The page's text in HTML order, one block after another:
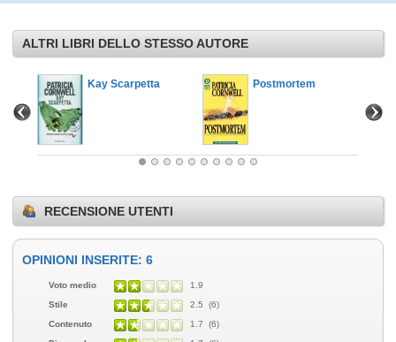
ALTRI LIBRI DELLO STESSO AUTORE
Kay Scarpetta Postmortem
RECENSIONE UTENTI
OPINIONI INSERITE: 6
Voto medio
1.9
Stile
2.5 (6)
Contenuto
1.7 (6)